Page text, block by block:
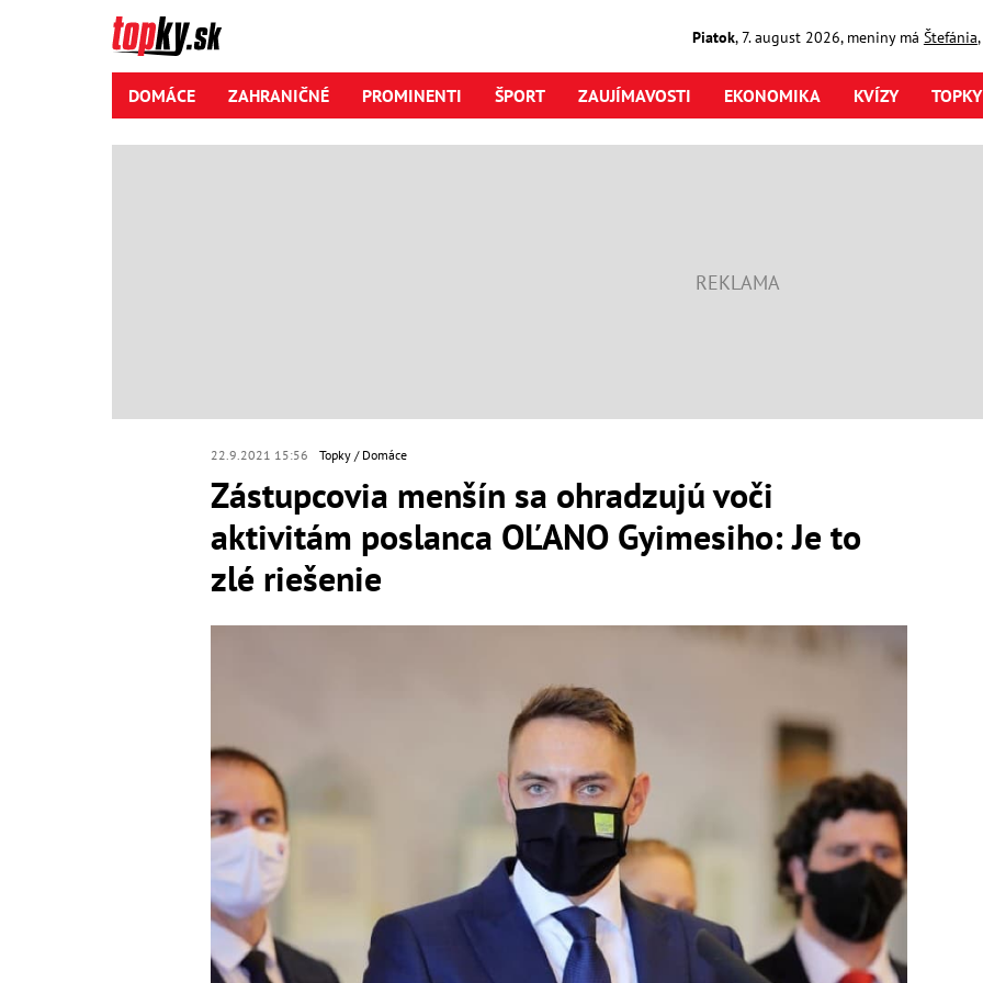
Piatok,7. august2026, meniny má Štefánia
DOMÁCE ZAHRANIČNÉ PROMINENTI ŠPORT ZAUJÍMAVOSTI EKONOMIKA KVÍZY
22.9.2021 15:56 Topky Domáce
Zástupcovia menšín sa ohradzujú voči
aktivitám poslanca OĽANO Gyimesiho: Je to
zlé riešenie